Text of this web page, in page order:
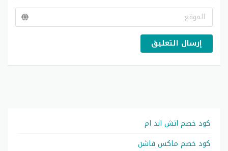
إرسال التعليق
كود خصم اتش اند ام
كود خصم ماكس فاشن